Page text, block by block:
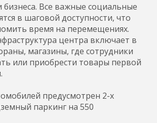
Все важные социальные
в шаговой доступности, что
время на перемещениях.
центра включает в
магазины, где сотрудники
или приобрести товары первой
предусмотрен 2-х
паркинг на 550